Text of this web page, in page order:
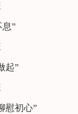
”
起”
慰初心”